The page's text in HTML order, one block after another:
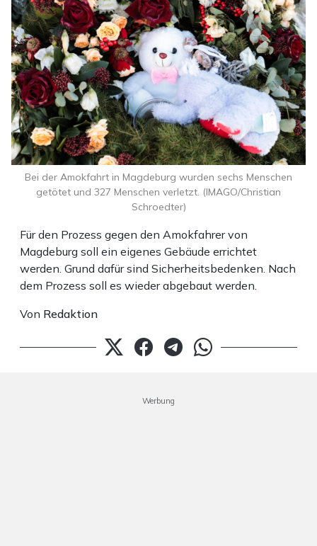
Für den Prozess gegen den Amokfahrer von
Magdeburg soll ein eigenes Gebäude errichtet
werden. Grund dafür sind Sicherheitsbedenken. Nach
dem Prozess soll es wieder abgebaut werden.
Von Redaktion
Bei der Amokfahrt in Magdeburg wurden sechs Menschen
getötet und 327 Menschen verletzt. (IMAGO/Christian
Schroedter)
Werbung